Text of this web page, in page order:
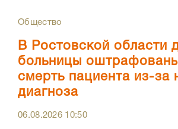
Общество
В Ростовской области
больницы
смерть пациента из-за
диагноза
06.08.2026 10:50